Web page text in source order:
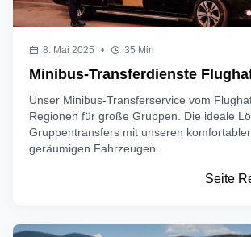
8. Mai 2025 • 35 Min
Minibus-Transferdienste
Unser Minibus-Transferservice vom
Regionen für große Gruppen. Die ideale
Gruppentransfers mit unseren
geräumigen Fahrzeugen.
Seite